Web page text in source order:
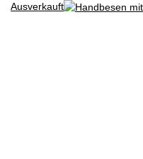
Ausverkauft